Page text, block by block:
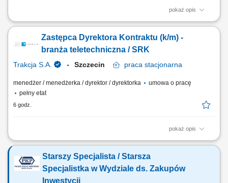
pokaż opis
odpowiedzialność za realizację robót instalacyjnych na prowadzonych
jakości, terminowości i zgodności z dokumentacją; koordynowanie
działań ekip wykonawczych oraz podwykonawców branży sanitarnej;
Zastępca Dyrektora Kontraktu (k/m) -
branża teletechniczna / SRK
Trakcja S.A. Szczecin praca stacjonarna
menedżer / menedżerka / dyrektor / dyrektorka
umowa o pracę
pełny etat
6 godz.
pokaż opis
Opis stanowiska koordynacja i nadzór nad realizacją robót w branży
Kontraktu w zarządzaniu realizacją kontraktu zgodnie z
harmonogramem, budżetem oraz wymaganiami technicznymi,
koordynacja współpracy pomiędzy branżami oraz...
Starszy Specjalista / Starsza
Specjalistka w Wydziale ds. Zakupów
Inwestycji